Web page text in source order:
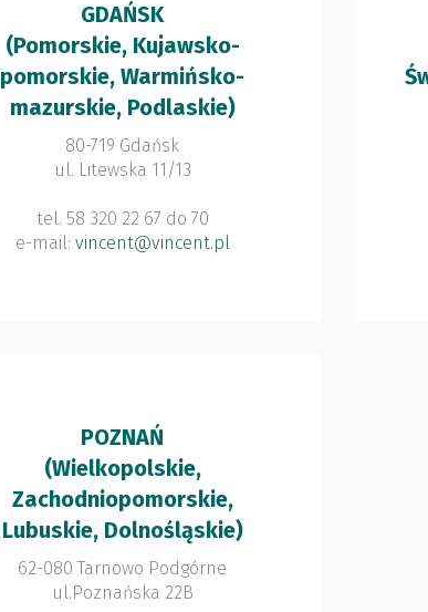
GDAŃSK
(Pomorskie, Kujawsko-
pomorskie, Warmińsko-
mazurskie, Podlaskie)
80-719 Gdańsk
ul. Litewska 11/13
tel. 58 320 22 67 do 70
e-mail: vincent@vincent.pl
POZNAŃ
(Wielkopolskie,
Zachodniopomorskie,
Lubuskie, Dolnośląskie)
62-080 Tarnowo Podgórne
ul.Poznańska 22B